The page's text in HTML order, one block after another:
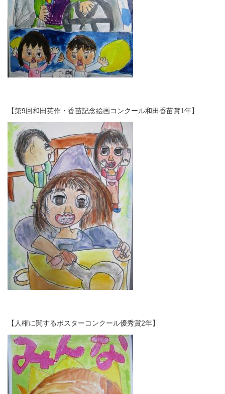
【第9回和田英作・香苗記念絵画コンクール和田香苗賞1年】
【人権に関するポスターコンクール優秀賞2年】